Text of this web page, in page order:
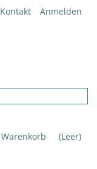
Anmelden
Kontakt
Warenkorb (Leer)